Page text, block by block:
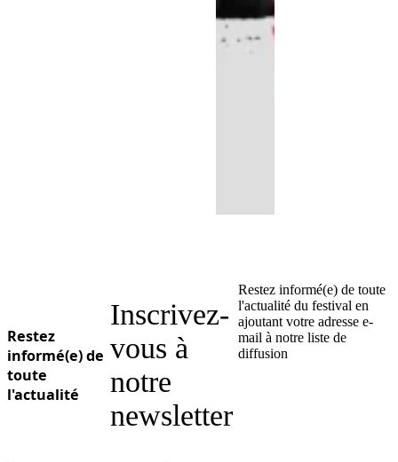
Restez
informé(e) de
toute
l'actualité
Inscrivez-
vous à
notre
newsletter
Restez informé(e) de toute
l'actualité du festival en
ajoutant votre adresse e-
mail à notre liste de
diffusion